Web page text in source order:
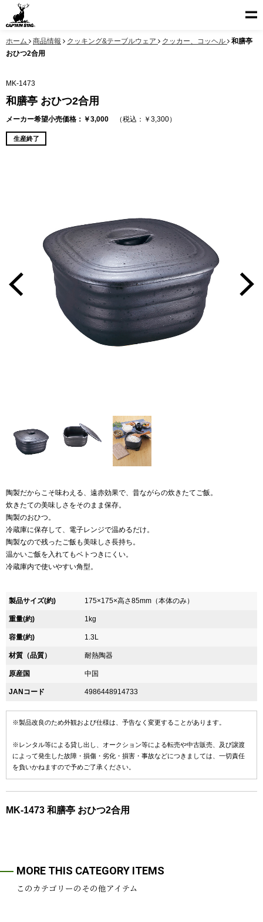
ホーム 商品情報 クッキング&テーブルウェア クッカー、コッヘル
和膳亭
おひつ2合用
MK-1473
和膳亭 おひつ2合用
メーカー希望小売価格：￥3,000 （税込：￥3,300）
生産終了
陶製だからこそ味わえる、遠赤効果で、昔ながらの炊きたてご飯。
炊きたての美味しさをそのまま保存。
陶製のおひつ。
冷蔵庫に保存して、電子レンジで温めるだけ。
陶製なので残ったご飯も美味しさ長持ち。
温かいご飯を入れてもベトつきにくい。
冷蔵庫内で使いやすい角型。
製品サイズ(約) 175×175×高さ85mm（本体のみ）
重量(約) 1kg
容量(約) 1.3L
材質（品質） 耐熱陶器
原産国 中国
JANコード 4986448914733
※製品改良のため外観および仕様は、予告なく変更することがあります。
※レンタル等による貸し出し、オークション等による転売や中古販売、及び譲渡
によって発生した故障・損傷・劣化・損害・事故などにつきましては、一切責任
を負いかねますので予めご了承ください。
MK-1473 和膳亭 おひつ2合用
MORE THIS CATEGORY ITEMS
このカテゴリーのその他アイテム